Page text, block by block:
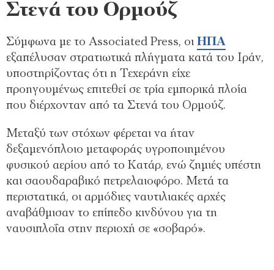
Στενά του Ορμούζ
Σύμφωνα με το Associated Press, οι ΗΠΑ
εξαπέλυσαν στρατιωτικά πλήγματα κατά του Ιράν,
υποστηρίζοντας ότι η Τεχεράνη είχε
προηγουμένως επιτεθεί σε τρία εμπορικά πλοία
που διέρχονταν από τα Στενά του Ορμούζ.
Μεταξύ των στόχων φέρεται να ήταν
δεξαμενόπλοιο μεταφοράς υγροποιημένου
φυσικού αερίου από το Κατάρ, ενώ ζημιές υπέστη
και σαουδαραβικό πετρελαιοφόρο. Μετά τα
περιστατικά, οι αρμόδιες ναυτιλιακές αρχές
αναβάθμισαν το επίπεδο κινδύνου για τη
ναυσιπλοΐα στην περιοχή σε «σοβαρό».